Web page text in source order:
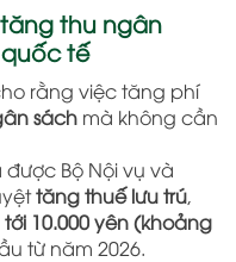
thu ngân
tế
rằng việc tăng phí
sách mà không cần
Bộ Nội vụ và
tăng thuế lưu trú,
tới 10.000 yên (khoảng
từ năm 2026.